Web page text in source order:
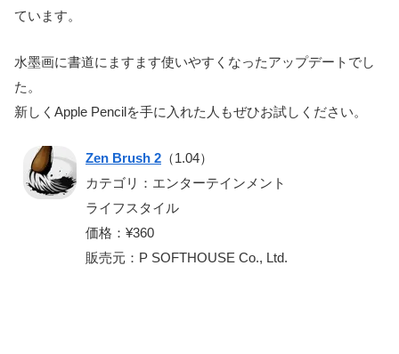
ています。
水墨画に書道にますます使いやすくなったアップデートでし
た。
新しくApple Pencilを手に入れた人もぜひお試しください。
Zen Brush 2 （1.04）
カテゴリ：エンターテインメント
ライフスタイル
価格：¥360
販売元：P SOFTHOUSE Co., Ltd.